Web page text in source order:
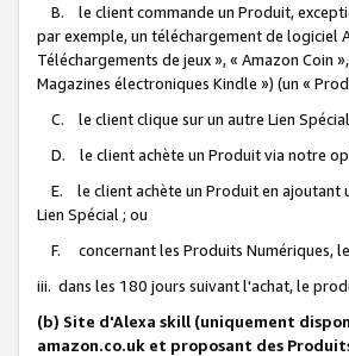
B. le client commande un Produit,
par exemple, un téléchargement de logiciel
Téléchargements de jeux », « Amazon Coin
Magazines électroniques Kindle ») (un «
C. le client clique sur un autre Lien
D. le client achète un Produit via notre
E. le client achète un Produit en ajoutant
Lien Spécial ; ou
F. concernant les Produits Numériques,
iii. dans les 180 jours suivant l'achat, le
(b) Site d'Alexa skill (uniquement
amazon.co.uk et proposant des